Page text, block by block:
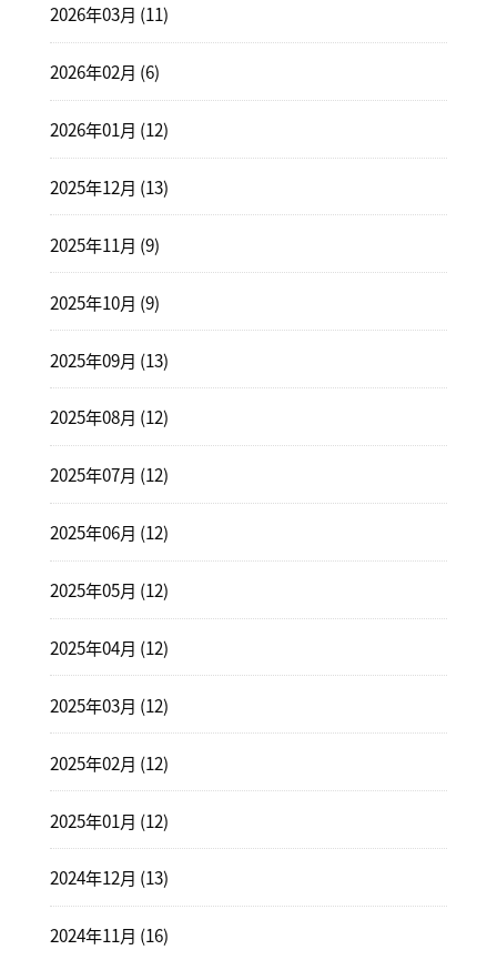
2026年03月 (11)
2026年02月 (6)
2026年01月 (12)
2025年12月 (13)
2025年11月 (9)
2025年10月 (9)
2025年09月 (13)
2025年08月 (12)
2025年07月 (12)
2025年06月 (12)
2025年05月 (12)
2025年04月 (12)
2025年03月 (12)
2025年02月 (12)
2025年01月 (12)
2024年12月 (13)
2024年11月 (16)